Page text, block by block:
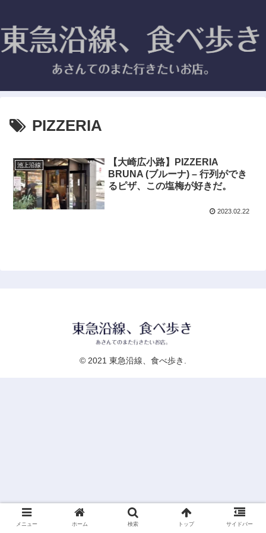
PIZZERIA
池上沿線
【大崎広小路】PIZZERIA
BRUNA (ブルーナ) – 行列ができ
るピザ、この塩梅が好きだ。
2023.02.22
© 2021 東急沿線、食べ歩き.
メニュー ホーム 検索 トップ サイドバー